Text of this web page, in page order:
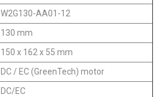
W2G130-AA01-12
130 mm
150 x 162 x 55 mm
DC / EC (GreenTech) motor
DC/EC